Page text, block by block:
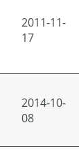
2011-11-
17
2014-10-
08